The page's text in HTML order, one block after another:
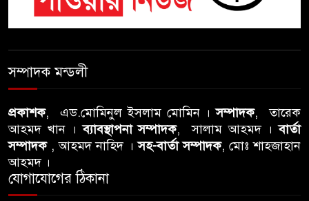
ইঙ্গিত !
৭
আবু তালহা চৌধুরী দ্বিতীয় বারের
মত টাওয়ার হ‍্যামলেটস কাউন্সিলের
কাউন্সিলার নির্বাচিত
৮
৯
সম্পাদক মন্ডলী
প্রকাশক, এড.মোমিনুল ইসলাম মোমিন ।সম্পাদক, তারেক
আহমদ খান ।ব্যাবস্থাপনা সম্পাদক, সালাম আহমদ ।বার্তা
সম্পাদক, আহমদ নাহিদ ।সহ-বার্তা সম্পাদক, মোঃ শাহজাহান
আহমদ ।
যোগাযোগের ঠিকানা